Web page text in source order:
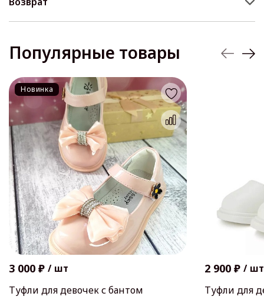
Популярные товары
Новинка
3 000 ₽ / шт
Туфли для девочек с бантом
2 900 ₽ / шт
Туфли для